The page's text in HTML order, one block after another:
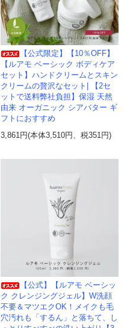
【公式限定】【10％OFF】
【ルアモ ベーシック ボディケア
セット】ハンドクリームとスキン
クリームの贅沢なセット| 【2セ
ットで送料弊社負担】保湿 天然
由来 オーガニック シアバター ギ
フトにおすすめ
3,861円(本体3,510円、税351円)
【公式】【ルアモ ベーシッ
ク クレンジングジェル】W洗顔
不要＆マツエクOK！メイクも毛
穴汚れも「するん」と落ちて、し